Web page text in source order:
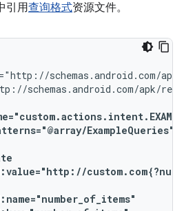
引用查询格式资源文件。